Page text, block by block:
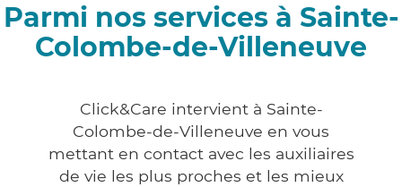
Parmi nos services à Sainte-
Colombe-de-Villeneuve
Click&Care intervient à Sainte-
Colombe-de-Villeneuve en vous
mettant en contact avec les auxiliaires
de vie les plus proches et les mieux